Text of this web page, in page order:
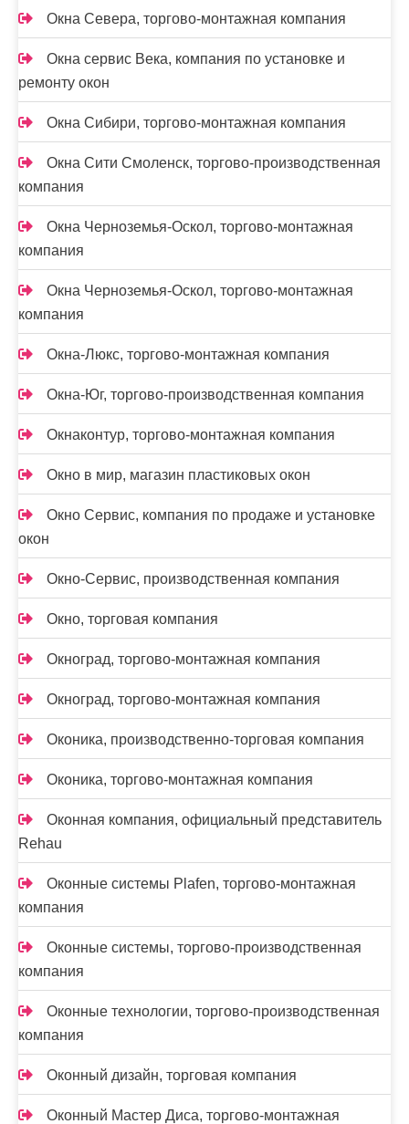
Окна Севера, торгово-монтажная компания
Окна сервис Века, компания по установке и
ремонту окон
Окна Сибири, торгово-монтажная компания
Окна Сити Смоленск, торгово-производственная
компания
Окна Черноземья-Оскол, торгово-монтажная
компания
Окна Черноземья-Оскол, торгово-монтажная
компания
Окна-Люкс, торгово-монтажная компания
Окна-Юг, торгово-производственная компания
Окнаконтур, торгово-монтажная компания
Окно в мир, магазин пластиковых окон
Окно Сервис, компания по продаже и установке
окон
Окно-Сервис, производственная компания
Окно, торговая компания
Окноград, торгово-монтажная компания
Окноград, торгово-монтажная компания
Оконика, производственно-торговая компания
Оконика, торгово-монтажная компания
Оконная компания, официальный представитель
Rehau
Оконные системы Plafen, торгово-монтажная
компания
Оконные системы, торгово-производственная
компания
Оконные технологии, торгово-производственная
компания
Оконный дизайн, торговая компания
Оконный Мастер Диса, торгово-монтажная